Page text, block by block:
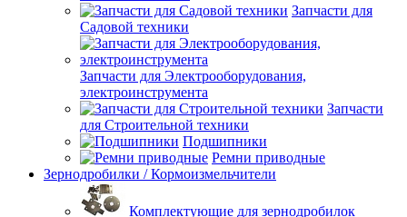
Запчасти для
Садовой техники
Запчасти для Электрооборудования,
электроинструмента
Запчасти
для Строительной техники
Подшипники
Ремни приводные
Зернодробилки / Кормоизмельчители
Комплектующие для зернодробилок